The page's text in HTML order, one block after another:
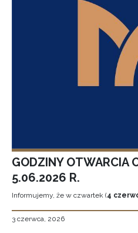
GODZINY OTWARCIA
5.06.2026 R.
Informujemy, że w czwartek (4
3 czerwca, 2026